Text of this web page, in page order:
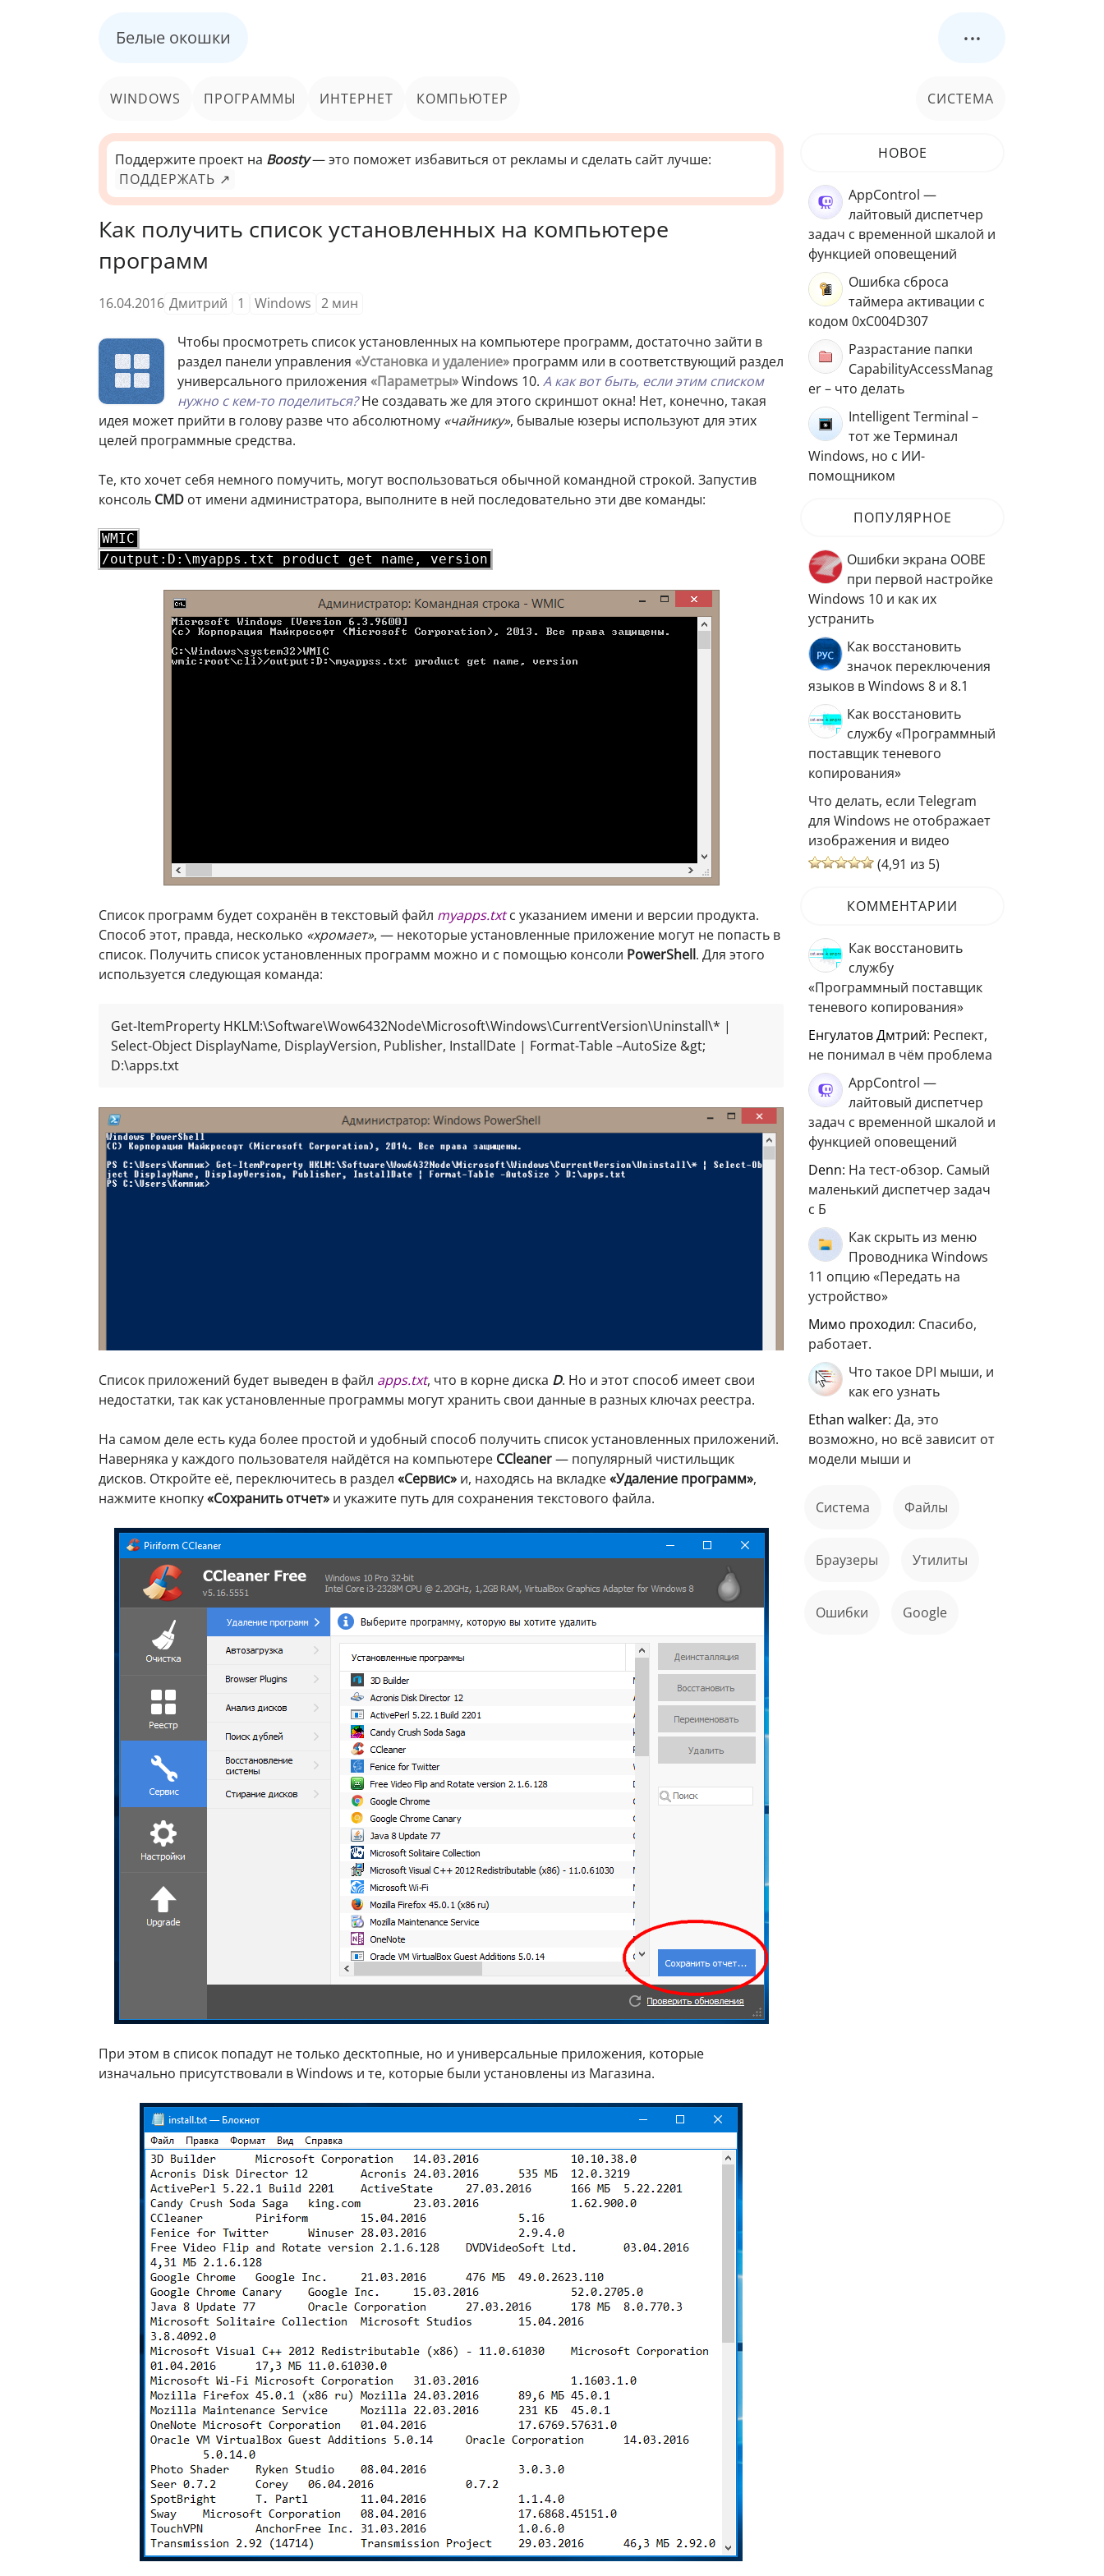
Белые окошки ...
WINDOWS ПРОГРАММЫ ИНТЕРНЕТ КОМПЬЮТЕР СИСТЕМА
Поддержите проект на Boosty— это поможет избавиться от рекламы и сделать сайт лучше:
ПОДДЕРЖАТЬ ↗
Как получить список установленных на компьютере
программ
16.04.2016 Дмитрий 1 Windows 2 мин
Чтобы просмотреть список установленных на компьютере программ, достаточно зайти в
раздел панели управления «Установка и удаление» программ или в соответствующий раздел
универсального приложения «Параметры»Windows 10. А как вот быть, если этим списком
нужно с кем-то поделиться?Не создавать же для этого скриншот окна! Нет, конечно, такая
идея может прийти в голову разве что абсолютному «чайнику», бывалые юзеры используют для этих
целей программные средства.
Те, кто хочет себя немного помучить, могут воспользоваться обычной командной строкой. Запустив
консоль CMD от имени администратора, выполните в ней последовательно эти две команды:
WMIC
/output:D:\myapps.txt product get name, version
Список программ будет сохранён в текстовый файл myapps.txtс указанием имени и версии продукта.
Способ этот, правда, несколько «хромает», — некоторые установленные приложение могут не попасть в
список. Получить список установленных программ можно и с помощью консоли PowerShell. Для этого
используется следующая команда:
Get-ItemProperty HKLM:\Software\Wow6432Node\Microsoft\Windows\CurrentVersion\Uninstall\* |
Selеct-Object DisplayName, DisplayVersion, Publisher, InstallDate | Format-Table –AutoSize &gt;
D:\apps.txt
Список приложений будет выведен в файл apps.txt, что в корне диска D. Но и этот способ имеет свои
недостатки, так как установленные программы могут хранить свои данные в разных ключах реестра.
На самом деле есть куда более простой и удобный способ получить список установленных приложений.
Наверняка у каждого пользователя найдётся на компьютере CCleaner— популярный чистильщик
дисков. Откройте её, переключитесь в раздел «Сервис» и, находясь на вкладке«Удаление программ»,
нажмите кнопку«Сохранить отчет» и укажите путь для сохранения текстового файла.
При этом в список попадут не только десктопные, но и универсальные приложения, которые
изначально присутствовали в Windows и те, которые были установлены из Магазина.
НОВОЕ
AppControl —
лайтовый диспетчер
задач с временной шкалой и
функцией оповещений
Ошибка сброса
таймера активации с
кодом 0xC004D307
Разрастание папки
CapabilityAccessManag
er – что делать
Intelligent Terminal –
тот же Терминал
Windows, но с ИИ-
помощником
ПОПУЛЯРНОЕ
Ошибки экрана OOBE
при первой настройке
Windows 10 и как их
устранить
Как восстановить
значок переключения
языков в Windows 8 и 8.1
Как восстановить
службу «Программный
поставщик теневого
копирования»
Что делать, если Telegram
для Windows не отображает
изображения и видео
(4,91 из 5)
КОММЕНТАРИИ
Как восстановить
службу
«Программный поставщик
теневого копирования»
Енгулатов Дмтрий: Респект,
не понимал в чём проблема
AppControl —
лайтовый диспетчер
задач с временной шкалой и
функцией оповещений
Denn: На тест-обзор. Самый
маленький диспетчер задач
с Б
Как скрыть из меню
Проводника Windows
11 опцию «Передать на
устройство»
мимо проходил: Спасибо,
работает.
Что такое DPI мыши, и
как его узнать
ethan walker: Да, это
возможно, но всё зависит от
модели мыши и
Система файлы
Браузеры Утилиты
ошибки Google